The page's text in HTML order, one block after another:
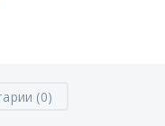
(0)